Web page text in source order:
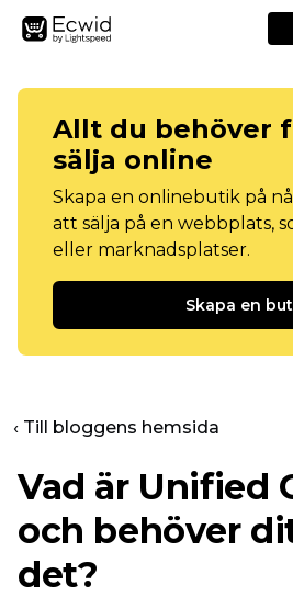
Allt du behöver
sälja online
Skapa en onlinebutik på
att sälja på en webbplats,
eller marknadsplatser.
Skapa en
‹ Till bloggens hemsida
Vad är Unified
och behöver
det?